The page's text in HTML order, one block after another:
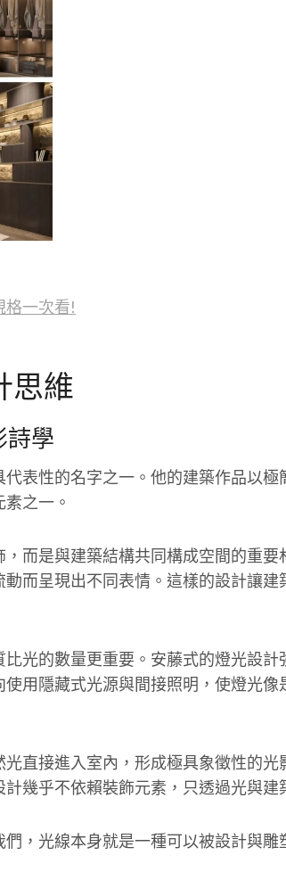
格一次看!
思維
詩學
表性的名字之一。他的建築作品以
之一。
而是與建築結構共同構成空間的重
而呈現出不同表情。這樣的設計讓
光的數量更重要。安藤式的燈光設
用隱藏式光源與間接照明，使燈光
直接進入室內，形成極具象徵性的
幾乎不依賴裝飾元素，只透過光與建
，光線本身就是一種可以被設計與